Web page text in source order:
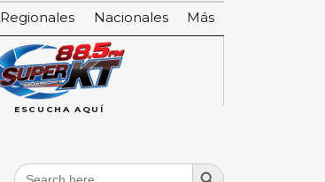
Regionales Nacionales Más
ESCUCHA AQUÍ
Search
Search Button